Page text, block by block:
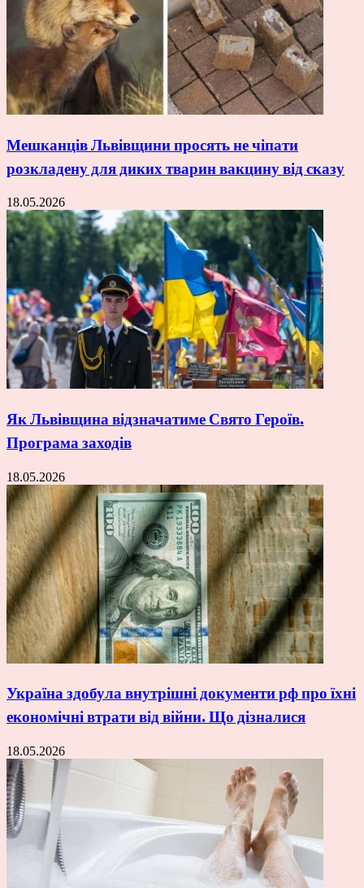
Мешканців Львівщини просять не чіпати
розкладену для диких тварин вакцину від сказу
18.05.2026
Як Львівщина відзначатиме Свято Героїв.
Програма заходів
18.05.2026
Україна здобула внутрішні документи рф про їхні
економічні втрати від війни. Що дізналися
18.05.2026